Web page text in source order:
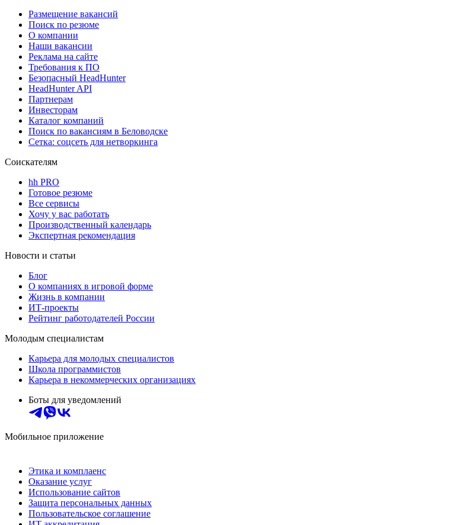
Размещение вакансий
Поиск по резюме
О компании
Наши вакансии
Реклама на сайте
Требования к ПО
Безопасный HeadHunter
HeadHunter API
Партнерам
Инвесторам
Каталог компаний
Поиск по вакансиям в Беловодске
Сетка: соцсеть для нетворкинга
Соискателям
hh PRO
Готовое резюме
Все сервисы
Хочу у вас работать
Производственный календарь
Экспертная рекомендация
Новости и статьи
Блог
О компаниях в игровой форме
Жизнь в компании
ИТ-проекты
Рейтинг работодателей России
Молодым специалистам
Карьера для молодых специалистов
Школа программистов
Карьера в некоммерческих организациях
Боты для уведомлений
Мобильное приложение
Этика и комплаенс
Оказание услуг
Использование сайтов
Защита персональных данных
Пользовательское соглашение